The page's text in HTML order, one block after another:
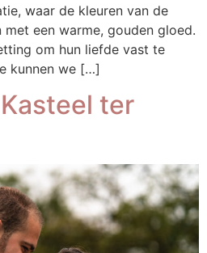
waar de kleuren van de
een warme, gouden gloed.
om hun liefde vast te
kunnen we […]
ter